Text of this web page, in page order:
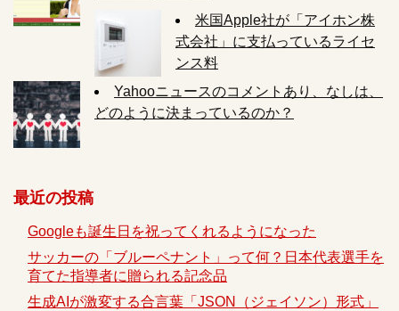
米国Apple社が「アイホン株
式会社」に支払っているライセ
ンス料
Yahooニュースのコメントあり、なしは、
どのように決まっているのか？
最近の投稿
Googleも誕生日を祝ってくれるようになった
サッカーの「ブルーペナント」って何？日本代表選手を
育てた指導者に贈られる記念品
生成AIが激変する合言葉「JSON（ジェイソン）形式」